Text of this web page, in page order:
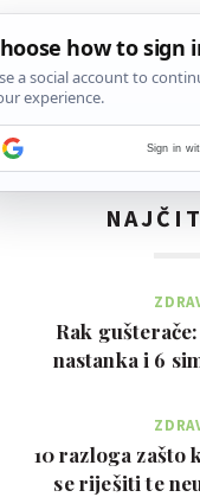
INFORMACIJE
Rak
nastanka i 6
10 razloga zašto
se riješiti te
Sign in